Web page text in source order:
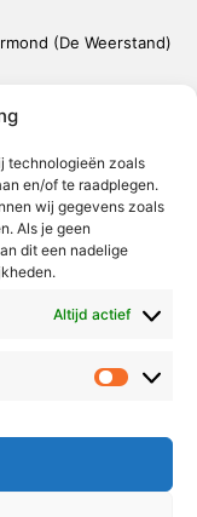
technologieën zoals
en/of te raadplegen.
wij gegevens zoals
Als je geen
dit een nadelige
Altijd actief
(De Weerstand)